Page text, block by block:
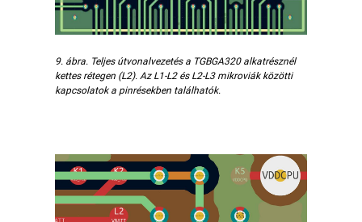
9. ábra. Teljes útvonalvezetés a TGBGA320 alkatrésznél
kettes rétegen (L2). Az L1-L2 és L2-L3 mikroviák közötti
kapcsolatok a pinrésekben találhatók.